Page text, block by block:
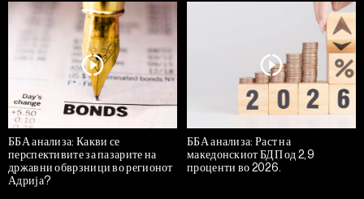
ББА анализа: Какви се
перспективите за пазарите на
државни обврзници во регионот
Адрија?
ББА анализа: Раст на
македонскиот БДП од 2,9
проценти во 2026.